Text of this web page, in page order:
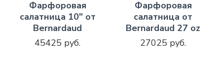
Фарфоровая
салатница 10" от
Bernardaud
45425 руб.
Фарфоровая
салатница от
Bernardaud 27 oz
27025 руб.